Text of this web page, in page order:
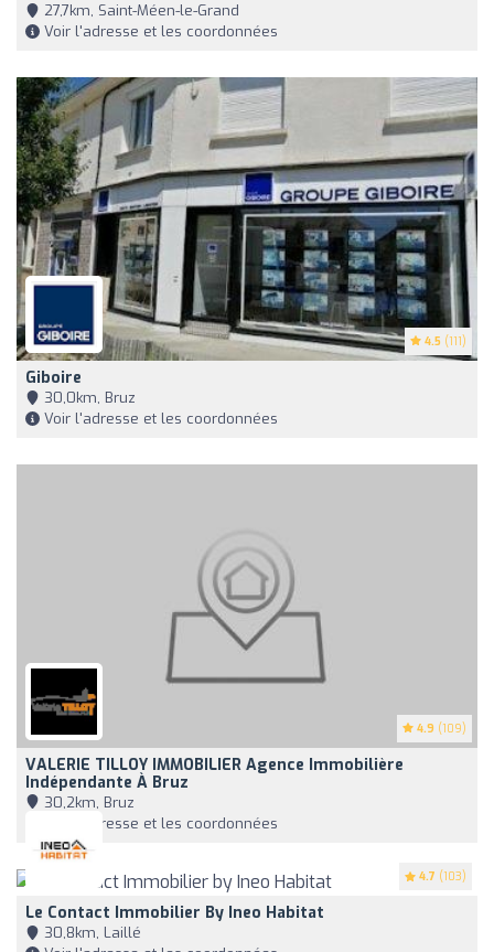
27,7km, Saint-Méen-le-Grand
Voir l'adresse et les coordonnées
4.5 (111)
Giboire
30,0km, Bruz
Voir l'adresse et les coordonnées
4.9 (109)
VALERIE TILLOY IMMOBILIER Agence Immobilière
Indépendante À Bruz
30,2km, Bruz
Voir l'adresse et les coordonnées
4.7 (103)
Le Contact Immobilier By Ineo Habitat
30,8km, Laillé